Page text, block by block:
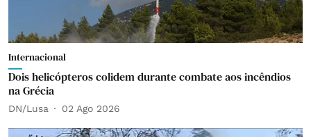
Internacional
Dois helicópteros colidem durante combate aos incêndios
na Grécia
DN/Lusa 02 Ago 2026